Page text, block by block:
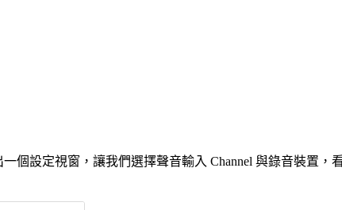
個設定視窗，讓我們選擇聲音輸入 Channel 與錄音裝置